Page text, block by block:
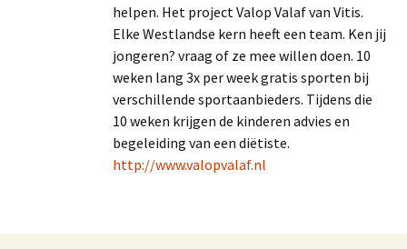
helpen. Het project Valop Valaf van Vitis.
Elke Westlandse kern heeft een team. Ken jij
jongeren? vraag of ze mee willen doen. 10
weken lang 3x per week gratis sporten bij
verschillende sportaanbieders. Tijdens die
10 weken krijgen de kinderen advies en
begeleiding van een diëtiste.
http://www.valopvalaf.nl